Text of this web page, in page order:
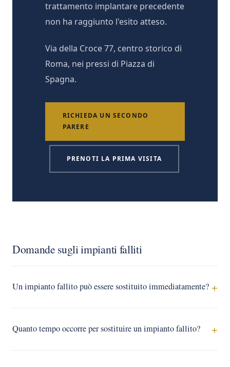
trattamento implantare precedente
non ha raggiunto l'esito atteso.
Via della Croce 77, centro storico di
Roma, nei pressi di Piazza di
Spagna.
RICHIEDA UN SECONDO
PARERE
PRENOTI LA PRIMA VISITA
Domande sugli impianti falliti
Un impianto fallito può essere sostituito immediatamente?
Quanto tempo occorre per sostituire un impianto fallito?